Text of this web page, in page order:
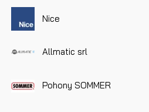
Nice
Allmatic srl
Pohony SOMMER